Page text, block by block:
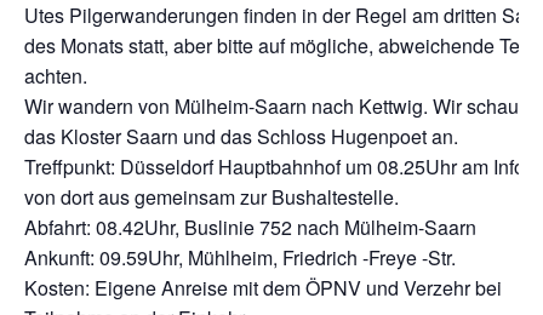
Utes Pilgerwanderungen finden in der Regel am dritten
des Monats statt, aber bitte auf mögliche, abweichende
achten.
Wir wandern von Mülheim-Saarn nach Kettwig. Wir
das Kloster Saarn und das Schloss Hugenpoet an.
Treffpunkt: Düsseldorf Hauptbahnhof um 08.25Uhr am
von dort aus gemeinsam zur Bushaltestelle.
Abfahrt: 08.42Uhr, Buslinie 752 nach Mülheim-Saarn
Ankunft: 09.59Uhr, Mühlheim, Friedrich -Freye -Str.
Kosten: Eigene Anreise mit dem ÖPNV und Verzehr bei